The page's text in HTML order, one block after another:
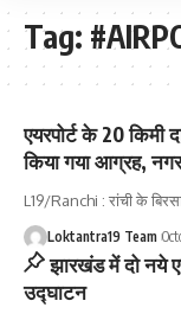
Tag:
एयरपोर्ट के 20 किमी
किया गया आग्रह,
L19/Ranchi : रांची के
Loktantra19 Team
झारखंड में दो नये
उद्घाटन